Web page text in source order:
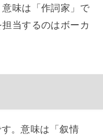
味は「作詞家」で
当するのはボーカ
。意味は「叙情